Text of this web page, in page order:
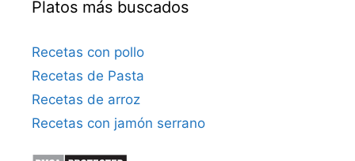
Platos más buscados
Recetas con pollo
Recetas de Pasta
Recetas de arroz
Recetas con jamón serrano